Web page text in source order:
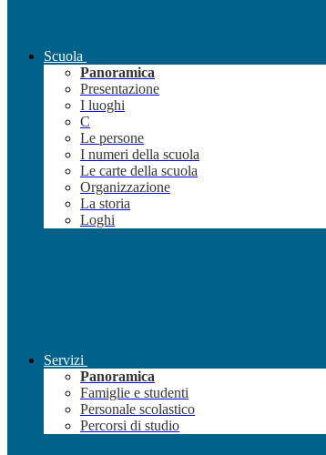
Scuola
Panoramica
Presentazione
I luoghi
C
Le persone
I numeri della scuola
Le carte della scuola
Organizzazione
La storia
Loghi
Servizi
Panoramica
Famiglie e studenti
Personale scolastico
Percorsi di studio